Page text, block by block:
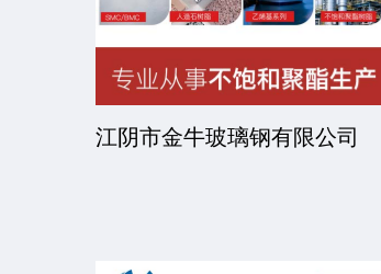
江阴市金牛玻璃钢有限公司